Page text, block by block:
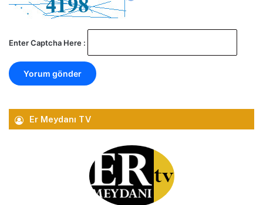
Enter Captcha Here :
Er Meydanı TV